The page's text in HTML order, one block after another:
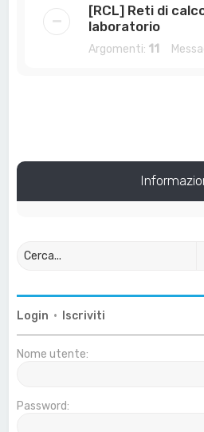
[RCL] Reti di
laboratorio
Argomenti: 11
Login • Iscriviti
Nome utente:
Password: